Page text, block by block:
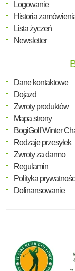
Logowanie
Historia
Lista życzeń
Newsletter
Dane kontaktowe
Dojazd
Zwroty produktów
Mapa strony
BogiGolf Winter
Rodzaje przesyłek
Zwroty za darmo
Regulamin
Polityka
Dofinansowanie